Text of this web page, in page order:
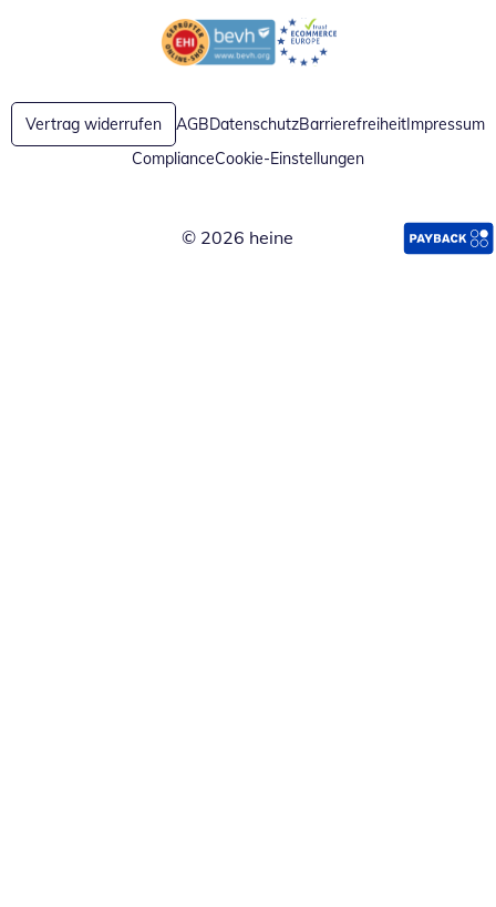
Öffnet in neuem FensterÖffnet in neuem Fenster
Vertrag widerrufen AGBDatenschutzBarrierefreiheitImpressum
ComplianceCookie-Einstellungen
© 2026 heine